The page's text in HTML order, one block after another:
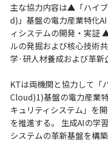
主な協力内容は▲「ハイ
d)」基盤の電力産業特化
ィシステムの開発・実証
ルの発掘および核心技術
学·研人材養成および革新
KTは両機関と協力して「
Cloud)1)基盤の電力産業
キュリティシステム」を
を推進する。 生成AIの学
システムの革新基盤を構築